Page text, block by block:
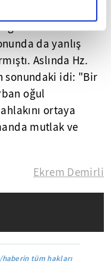
bir rüya
kurban etmek
da yanlış
Aslında Hz.
sonundaki idi: "Bir
oğul
ortaya
mutlak ve
Ekrem Demirli
haberin tüm hakları